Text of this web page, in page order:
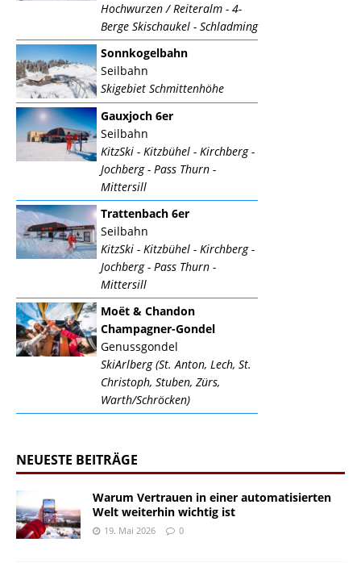
Hochwurzen / Reiteralm - 4-
Berge Skischaukel - Schladming
Sonnkogelbahn
Seilbahn
Skigebiet Schmittenhöhe
Gauxjoch 6er
Seilbahn
KitzSki - Kitzbühel - Kirchberg -
Jochberg - Pass Thurn -
Mittersill
Trattenbach 6er
Seilbahn
KitzSki - Kitzbühel - Kirchberg -
Jochberg - Pass Thurn -
Mittersill
Moët & Chandon
Champagner-Gondel
Genussgondel
SkiArlberg (St. Anton, Lech, St.
Christoph, Stuben, Zürs,
Warth/Schröcken)
NEUESTE BEITRÄGE
Warum Vertrauen in einer automatisierten
Welt weiterhin wichtig ist
19. Mai 2026 0